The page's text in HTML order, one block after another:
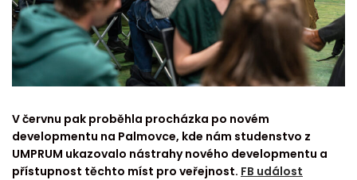
V červnu pak proběhla procházka po novém
developmentu na Palmovce, kde nám studenstvo z
UMPRUM ukazovalo nástrahy nového developmentu a
přístupnost těchto míst pro veřejnost. FB událost